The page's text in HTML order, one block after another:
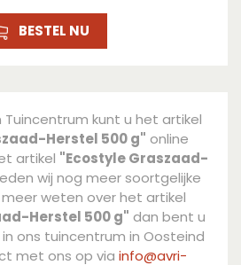
BESTEL NU
Tuincentrum kunt u het artikel
Herstel 500 g" online
artikel "Ecostyle Graszaad-
wij nog meer soortgelijke
weten over het artikel
Herstel 500 g" dan bent u
ons tuincentrum in Oosteind
met ons op via info@avri-